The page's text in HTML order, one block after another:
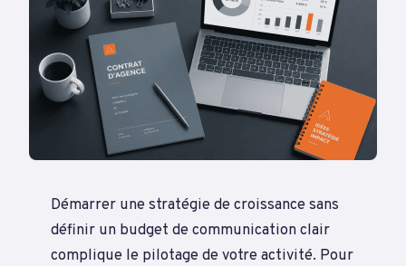
Démarrer une stratégie de croissance sans
définir un budget de communication clair
complique le pilotage de votre activité. Pour